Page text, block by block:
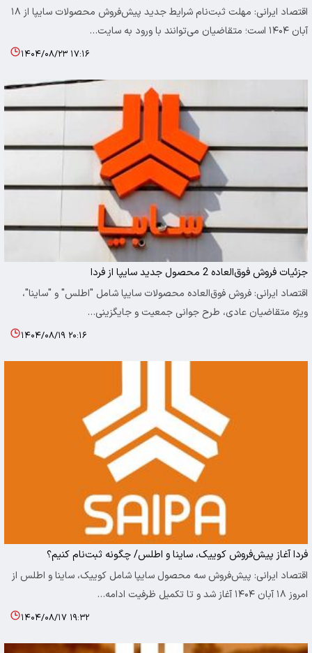
اقتصاد ایرانی: مهلت ثبت‌نام شرایط جدید پیش‌فروش محصولات سایپا از ۱۸
آبان ۱۴۰۴ است؛ متقاضیان می‌توانند با ورود به سایت…
۱۴۰۴/۰۸/۲۳ ۱۷:۱۶
جزئیات فروش فوق‌العاده 2 محصول جدید سایپا از فردا
اقتصاد ایرانی: فروش فوق‌العاده محصولات سایپا شامل "اطلس" و "ساینا"،
ویژه متقاضیان عادی، طرح جوانی جمعیت و جایگزینی…
۱۴۰۴/۰۸/۱۹ ۲۰:۱۶
فردا آغاز پیش‌فروش کوییک، ساینا و اطلس/ چگونه ثبت‌نام کنیم؟
اقتصاد ایرانی: پیش‌فروش سه محصول سایپا شامل کوییک، ساینا و اطلس از
امروز ۱۸ آبان ۱۴۰۴ آغاز شد و تا تکمیل ظرفیت ادامه…
۱۴۰۴/۰۸/۱۷ ۱۹:۳۲